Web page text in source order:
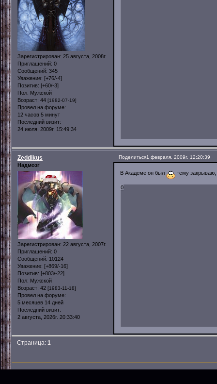
Зарегистрирован: 25 августа, 2008г.
Приглашений: 0
Сообщений: 345
Уважение: [+76/-4]
Позитив: [+60/-3]
Пол: Мужской
Возраст: 44 [1982-07-19]
Провел на форуме:
12 часов 5 минут
Последний визит:
24 июля, 2009г. 15:49:34
Поделиться1 февраля, 2009г. 12:20:39
Zeddikus
Надмозг
Зарегистрирован: 22 августа, 2007г.
Приглашений: 0
Сообщений: 10124
Уважение: [+869/-16]
Позитив: [+803/-22]
Пол: Мужской
Возраст: 42 [1983-11-18]
Провел на форуме:
5 месяцев 14 дней
Последний визит:
2 августа, 2026г. 20:33:40
В Академе он был тему
0
Страница:1